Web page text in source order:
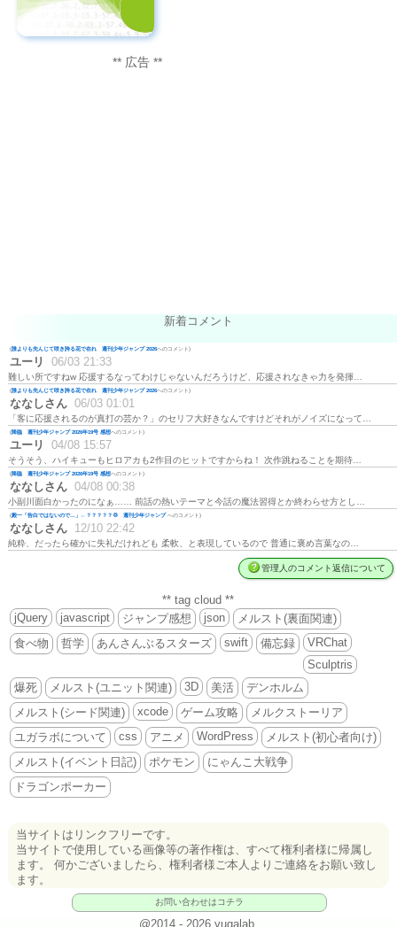
** 広告 **
新着コメント
(誰よりも先んじて咲き誇る花で在れ 週刊少年ジャンプ 2026へのコメント)
ユーリ 06/03 21:33
難しい所ですねw 応援するなってわけじゃないんだろうけど、応援されなきゃ力を発揮…
(誰よりも先んじて咲き誇る花で在れ 週刊少年ジャンプ 2026へのコメント)
ななしさん 06/03 01:01
「客に応援されるのが真打の芸か？」のセリフ大好きなんですけどそれがノイズになって…
(降臨 週刊少年ジャンプ 2026年19号 感想へのコメント)
ユーリ 04/08 15:57
そうそう、ハイキューもヒロアカも2作目のヒットですからね！ 次作跳ねることを期待…
(降臨 週刊少年ジャンプ 2026年19号 感想へのコメント)
ななしさん 04/08 00:38
小副川面白かったのになぁ…… 前話の熱いテーマと今話の魔法習得とか終わらせ方とし…
(殿一「告白ではないので…」←？？？？？💢 週刊少年ジャンプへのコメント)
ななしさん 12/10 22:42
純粋、だったら確かに失礼だけれども 柔軟、と表現しているので 普通に褒め言葉なの…
管理人のコメント返信について
** tag cloud **
jQuery
javascript ジャンプ感想 json
メルスト(裏面関連)
食べ物
哲学 あんさんぶるスターズ swift 備忘録
VRChat
Sculptris
爆死
メルスト(ユニット関連) 3D 美活
デンホルム
メルスト(シード関連)
xcode ゲーム攻略
メルクストーリア
ユガラボについて
css アニメ WordPress
メルスト(初心者向け)
メルスト(イベント日記)
ポケモン
にゃんこ大戦争
ドラゴンポーカー
当サイトはリンクフリーです。
当サイトで使用している画像等の著作権は、すべて権利者様に帰属し
ます。 何かございましたら、権利者様ご本人よりご連絡をお願い致し
ます。
お問い合わせはコチラ
@2014 - 2026 yugalab.